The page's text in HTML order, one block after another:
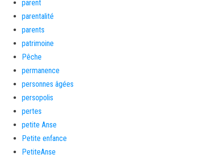
parent
parentalité
parents
patrimoine
Pêche
permanence
personnes âgées
persopolis
pertes
petite Anse
Petite enfance
PetiteAnse